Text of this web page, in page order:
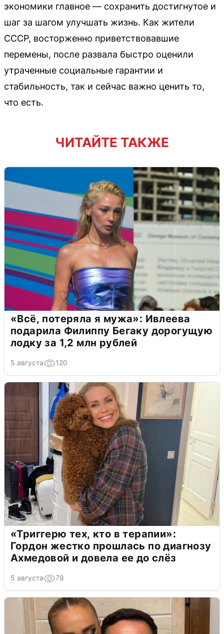
экономики главное — сохранить достигнутое и
шаг за шагом улучшать жизнь. Как жители
СССР, восторженно приветствовавшие
перемены, после развала быстро оценили
утраченные социальные гарантии и
стабильность, так и сейчас важно ценить то,
что есть.
ЧИТАЙТЕ ТАКЖЕ
«Всё, потеряла я мужа»: Ивлеева
подарила Филиппу Бегаку дорогущую
лодку за 1,2 млн рублей
5 августа 120
«Триггерю тех, кто в терапии»:
Гордон жестко прошлась по диагнозу
Ахмедовой и довела ее до слёз
5 августа 78